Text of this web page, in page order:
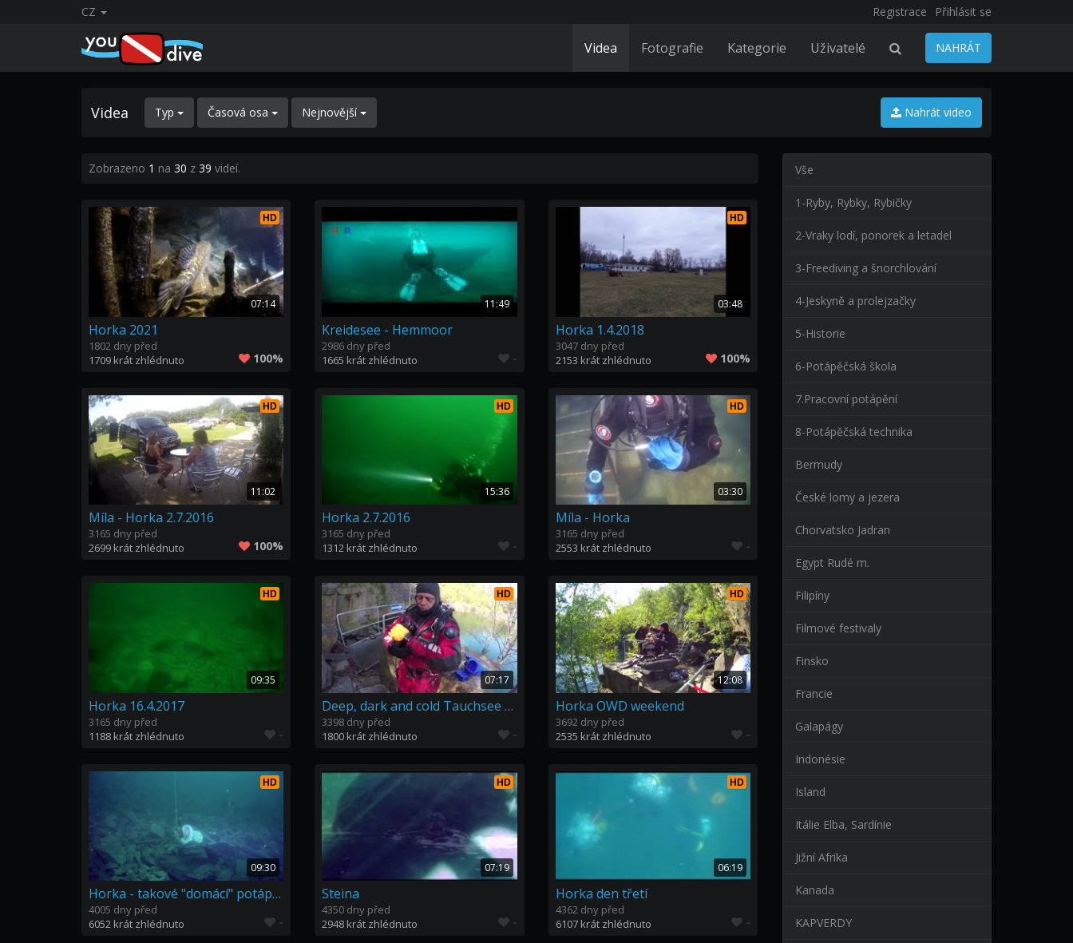
CZ Registrace Přihlásit se
Videa Fotografie Kategorie Uživatelé NAHRÁT
Videa Typ Časová osa Nejnovější Nahrát video
Zobrazeno 1 na 30 z 39 videí.
HD
07:14
Horka 2021
1802 dny před
1709 krát zhlédnuto
100%
11:49
Kreidesee - Hemmoor
2986 dny před
1665 krát zhlédnuto
-
HD
03:48
Horka 1.4.2018
3047 dny před
2153 krát zhlédnuto
100%
HD
11:02
Míla - Horka 2.7.2016
3165 dny před
2699 krát zhlédnuto
100%
HD
15:36
Horka 2.7.2016
3165 dny před
1312 krát zhlédnuto
-
HD
03:30
Míla - Horka
3165 dny před
2553 krát zhlédnuto
-
HD
09:35
Horka 16.4.2017
3165 dny před
1188 krát zhlédnuto
-
HD
07:17
Deep, dark and cold Tauchsee Horka with TED'S
3398 dny před
1800 krát zhlédnuto
-
HD
12:08
Horka OWD weekend
3692 dny před
2535 krát zhlédnuto
-
HD
09:30
Horka - takové "domácí" potápění
4005 dny před
6052 krát zhlédnuto
-
HD
07:19
Steina
4350 dny před
2948 krát zhlédnuto
-
HD
06:19
Horka den třetí
4362 dny před
6107 krát zhlédnuto
-
Vše
1-Ryby, Rybky, Rybičky
2-Vraky lodí, ponorek a letadel
3-Freediving a šnorchlování
4-Jeskyně a prolejzačky
5-Historie
6-Potápěčská škola
7.Pracovní potápění
8-Potápěčská technika
Bermudy
České lomy a jezera
Chorvatsko Jadran
Egypt Rudé m.
Filipíny
Filmové festivaly
Finsko
Francie
Galapágy
Indonésie
Island
Itálie Elba, Sardínie
Jižní Afrika
Kanada
KAPVERDY